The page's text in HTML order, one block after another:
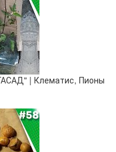
| Клематис, Пионы